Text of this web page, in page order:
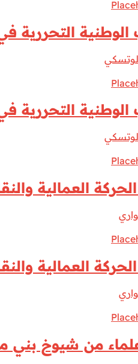
التحررية في سوريا 1925 ـ
لوتسكي
التحررية في سوريا 1925 ـ
لوتسكي
العمالية
العمالية
علماء من شيوخ